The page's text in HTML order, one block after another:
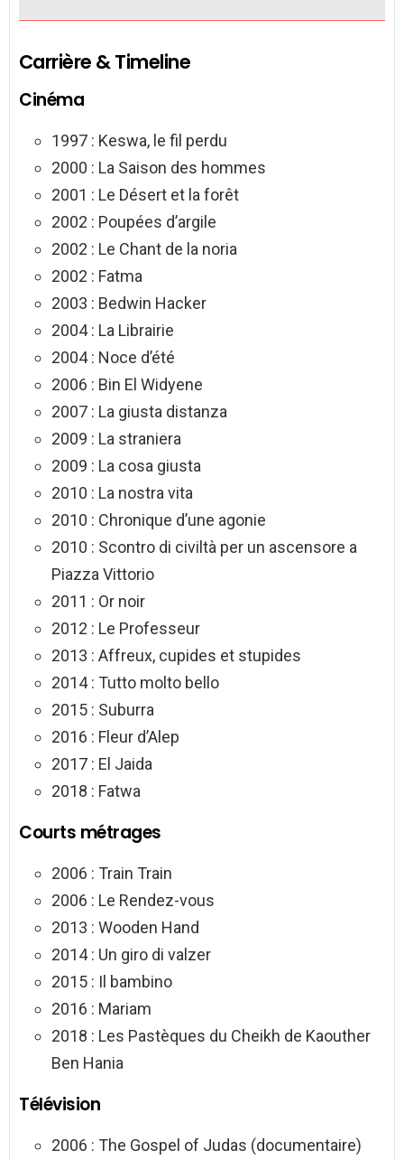
Carrière & Timeline
Cinéma
1997 : Keswa, le fil perdu
2000 : La Saison des hommes
2001 : Le Désert et la forêt
2002 : Poupées d’argile
2002 : Le Chant de la noria
2002 : Fatma
2003 : Bedwin Hacker
2004 : La Librairie
2004 : Noce d’été
2006 : Bin El Widyene
2007 : La giusta distanza
2009 : La straniera
2009 : La cosa giusta
2010 : La nostra vita
2010 : Chronique d’une agonie
2010 : Scontro di civiltà per un ascensore a
Piazza Vittorio
2011 : Or noir
2012 : Le Professeur
2013 : Affreux, cupides et stupides
2014 : Tutto molto bello
2015 : Suburra
2016 : Fleur d’Alep
2017 : El Jaida
2018 : Fatwa
Courts métrages
2006 : Train Train
2006 : Le Rendez-vous
2013 : Wooden Hand
2014 : Un giro di valzer
2015 : Il bambino
2016 : Mariam
2018 : Les Pastèques du Cheikh de Kaouther
Ben Hania
Télévision
2006 : The Gospel of Judas (documentaire)